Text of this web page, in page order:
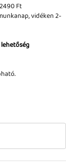
Ft
vidéken 2-